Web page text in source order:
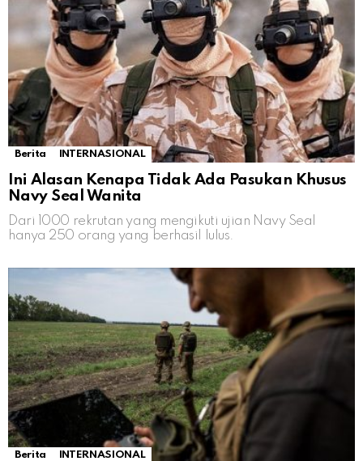
Berita INTERNASIONAL
Ini Alasan Kenapa Tidak Ada Pasukan Khusus
Navy Seal Wanita
Dari 1000 rekrutan yang mengikuti ujian Navy Seal
hanya 250 orang yang berhasil lulus.
Berita INTERNASIONAL